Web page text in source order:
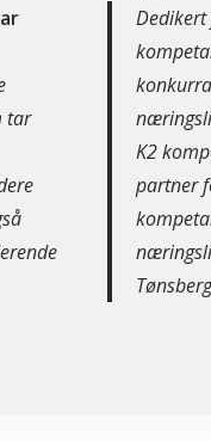
tar
K2
partner